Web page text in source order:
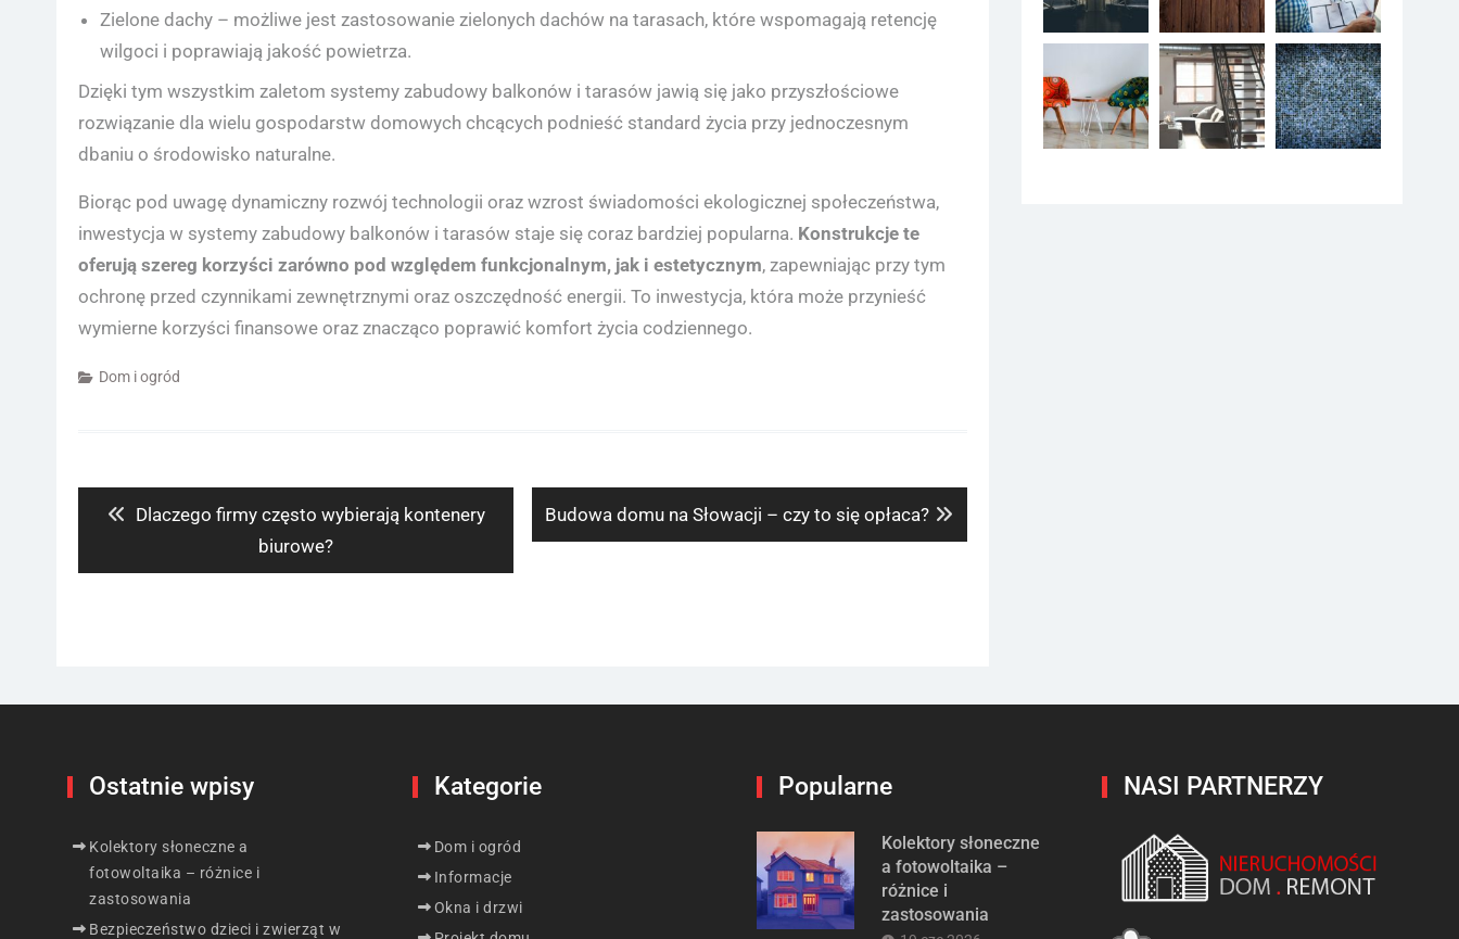
Zielone dachy – możliwe jest zastosowanie zielonych dachów na tarasach, które wspomagają retencję
wilgoci i poprawiają jakość powietrza.
Dzięki tym wszystkim zaletom systemy zabudowy balkonów i tarasów jawią się jako przyszłościowe
rozwiązanie dla wielu gospodarstw domowych chcących podnieść standard życia przy jednoczesnym
dbaniu o środowisko naturalne.
Biorąc pod uwagę dynamiczny rozwój technologii oraz wzrost świadomości ekologicznej społeczeństwa,
inwestycja w systemy zabudowy balkonów i tarasów staje się coraz bardziej popularna. Konstrukcje te
oferują szereg korzyści zarówno pod względem funkcjonalnym, jak i estetycznym, zapewniając przy tym
ochronę przed czynnikami zewnętrznymi oraz oszczędność energii. To inwestycja, która może przynieść
wymierne korzyści finansowe oraz znacząco poprawić komfort życia codziennego.
Dom i ogród
Previous
Dlaczego firmy często wybierają kontenery
biurowe?
Next
post:
Budowa domu na Słowacji – czy to się opłaca?
Ostatnie wpisy
Kolektory słoneczne a
fotowoltaika – różnice i
zastosowania
Bezpieczeństwo dzieci i zwierząt w
Kategorie
Dom i ogród
Informacje
Okna i drzwi
Popularne
Kolektory słoneczne
a fotowoltaika –
różnice i
zastosowania
NASI PARTNERZY